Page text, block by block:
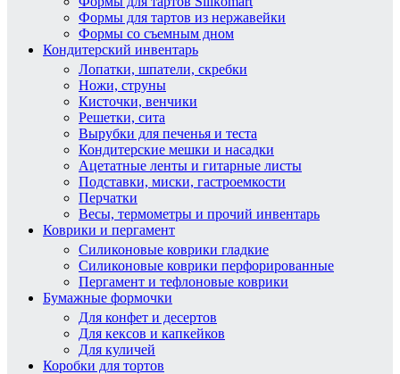
Формы для тартов из нержавейки
Формы со съемным дном
Кондитерский инвентарь
Лопатки, шпатели, скребки
Ножи, струны
Кисточки, венчики
Решетки, сита
Вырубки для печенья и теста
Кондитерские мешки и насадки
Ацетатные ленты и гитарные листы
Подставки, миски, гастроемкости
Перчатки
Весы, термометры и прочий инвентарь
Коврики и пергамент
Силиконовые коврики гладкие
Силиконовые коврики перфорированные
Пергамент и тефлоновые коврики
Бумажные формочки
Для конфет и десертов
Для кексов и капкейков
Для куличей
Коробки для тортов